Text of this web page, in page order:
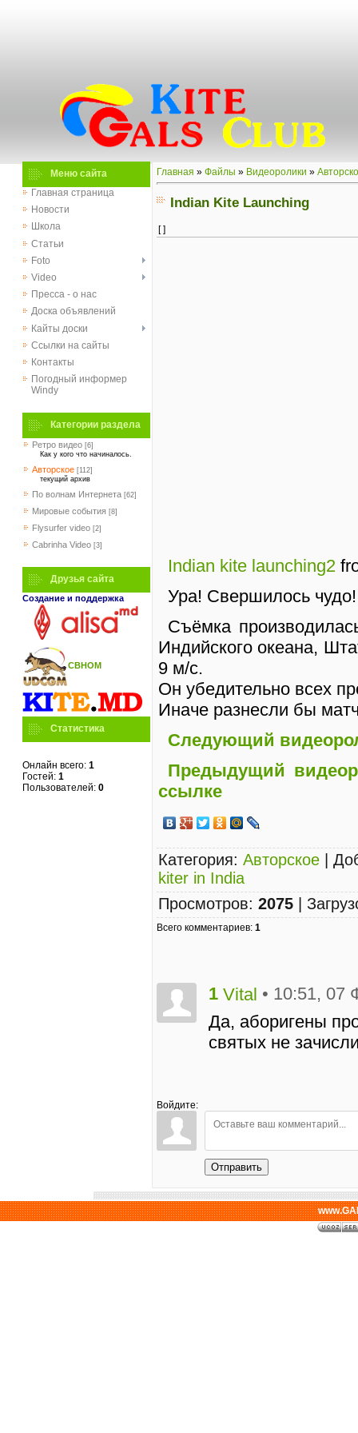
Меню сайта
Главная страница
Новости
Школа
Статьи
Foto
Video
Пресса - о нас
Доска объявлений
Кайты доски
Ссылки на сайты
Контакты
Погодный информер
Windy
Категории раздела
Ретро видео [6]
Как у кого что начиналось.
Авторское [112]
текущий архив
По волнам Интернета [62]
Мировые события [8]
Flysurfer video [2]
Cabrinha Video [3]
Друзья сайта
Создание и поддержка
СВНОМ
Статистика
Онлайн всего: 1
Гостей: 1
Пользователей: 0
Главная » Файлы » Видеоролики »
Indian Kite Launching
[ ]
Indian kite launching2
Ура! Свершилось
Съёмка
Индийского океана,
9 м/с.
Он убедительно всех
Иначе разнесли бы
Следующий
Предыдущий
ссылке
Категория: Авторское
kiter in India
Просмотров: 2075
Всего комментариев: 1
1 Vital • 10:51, 07
Да, аборигены
святых не
Войдите:
Отправить